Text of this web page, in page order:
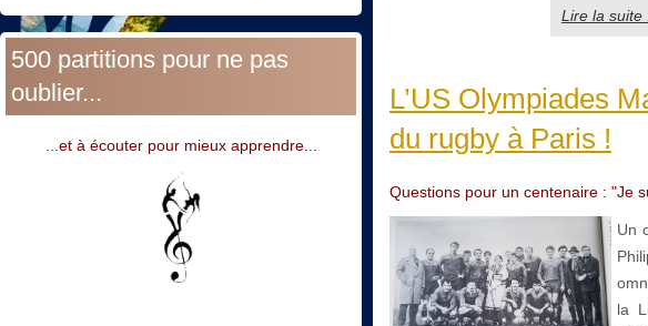
500 partitions pour ne pas
oublier...
...et à écouter pour mieux apprendre...
Lire la suite
L’US Olympiades
du rugby à Paris !
Questions pour un centenaire : "Je
Un
la